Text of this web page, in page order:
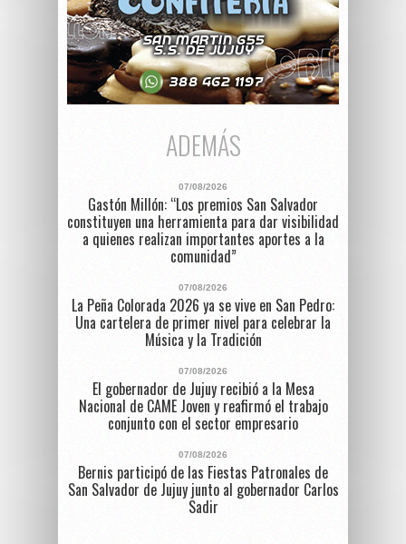
ADEMÁS
07/08/2026
Gastón Millón: “Los premios San Salvador
constituyen una herramienta para dar visibilidad
a quienes realizan importantes aportes a la
comunidad”
07/08/2026
La Peña Colorada 2026 ya se vive en San Pedro:
Una cartelera de primer nivel para celebrar la
Música y la Tradición
07/08/2026
El gobernador de Jujuy recibió a la Mesa
Nacional de CAME Joven y reafirmó el trabajo
conjunto con el sector empresario
07/08/2026
Bernis participó de las Fiestas Patronales de
San Salvador de Jujuy junto al gobernador Carlos
Sadir